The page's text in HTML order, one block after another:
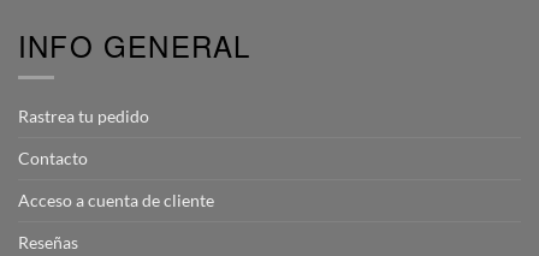
INFO GENERAL
Rastrea tu pedido
Contacto
Acceso a cuenta de cliente
Reseñas